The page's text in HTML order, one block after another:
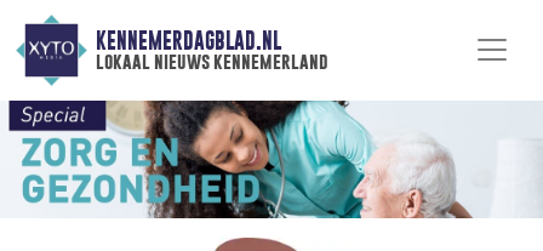
KENNEMERDAGBLAD.NL
lokaal nieuws kennemerland